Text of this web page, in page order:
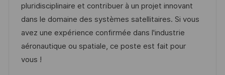
c
i
ó
n
a
d
e
p
u
e
m
p
l
g
o
r
í
pluridisciplinaire et contribuer à un projet innovant
dans le domaine des systèmes satellitaires. Si vous
avez une expérience confirmée dans l'industrie
aéronautique ou spatiale, ce poste est fait pour
vous !